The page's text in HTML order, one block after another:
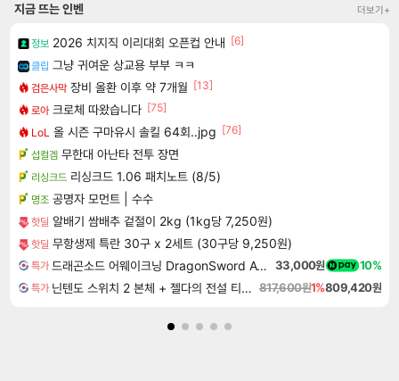
지금 뜨는 인벤 더보기+
정보 2026 치지직 이리대회 오픈컵 안내 [6]
클립 그냥 귀여운 상교용 부부 ㅋㅋ
검은사막 장비 올환 이후 약 7개월 [13]
로아 크로체 따왔습니다 [75]
LoL 올 시즌 구마유시 솔킬 64회..jpg [76]
섭컬겜 무한대 아난타 전투 장면
리싱크드 리싱크드 1.06 패치노트 (8/5)
명조 공명자 모먼트 | 수수
핫딜 알배기 쌈배추 겉절이 2kg (1kg당 7,250원)
핫딜 무항생제 특란 30구 x 2세트 (30구당 9,250원)
특가 드래곤소드 어웨이크닝 DragonSword Awakening 33,000원 10%
특가 닌텐도 스위치 2 본체 + 젤다의 전설 티어스 오브 더 킹덤 닌텐도 스위치 2 에디션 + 젤다의 전설 브레스 오브 더 와일드 닌텐도 스위치 2 에디션 번들 817,600원1%809,420원